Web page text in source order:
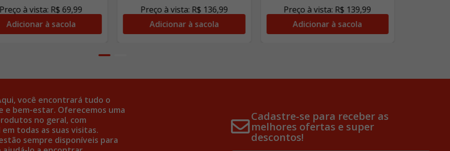
Preço à vista: R$ 69,99
Adicionar à sacola
Preço à vista: R$ 136,99
Adicionar à sacola
Preço à vista: R$ 139,99
Adicionar à sacola
você encontrará tudo o
e bem-estar. Oferecemos uma
no geral, com
todas as suas visitas.
sempre disponíveis para
Cadastre-se para receber as
melhores ofertas e super
descontos!